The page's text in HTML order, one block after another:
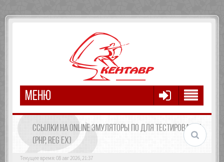
МЕНЮ
ССЫЛКИ НА ONLINE ЭМУЛЯТОРЫ ПО ДЛЯ ТЕСТИРОВАНИЯ
(PHP, REG EX)
Текущее время: 08 авг 2026, 21:37